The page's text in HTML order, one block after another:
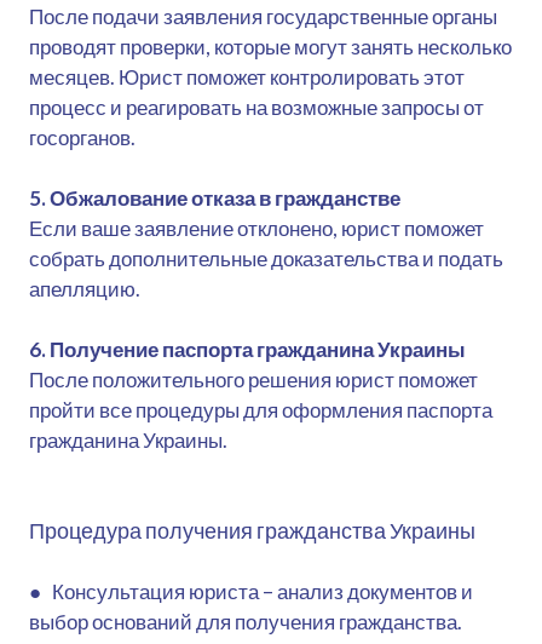
После подачи заявления государственные органы
проводят проверки, которые могут занять несколько
месяцев. Юрист поможет контролировать этот
процесс и реагировать на возможные запросы от
госорганов.
5. Обжалование отказа в гражданстве
Если ваше заявление отклонено, юрист поможет
собрать дополнительные доказательства и подать
апелляцию.
6. Получение паспорта гражданина Украины
После положительного решения юрист поможет
пройти все процедуры для оформления паспорта
гражданина Украины.
Процедура получения гражданства Украины
● Консультация юриста – анализ документов и
выбор оснований для получения гражданства.